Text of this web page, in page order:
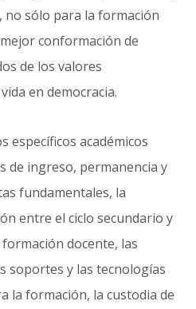
no sólo para la formación
conformación de
de los valores
en democracia.
específicos académicos
de ingreso, permanencia y
fundamentales, la
entre el ciclo secundario y
docente, las
soportes y las tecnologías
la formación, la custodia de